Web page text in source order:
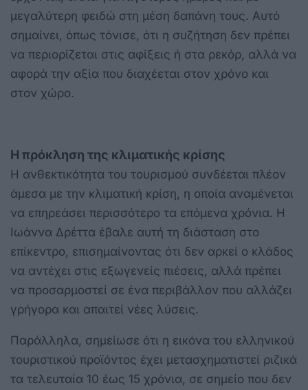
μεγαλύτερη φειδώ στη μέση δαπάνη τους. Αυτό
σημαίνει, όπως τόνισε, ότι η συζήτηση δεν πρέπει
να περιορίζεται στις αφίξεις ή στα ρεκόρ, αλλά να
αφορά την αξία που διαχέεται στον χρόνο και
στον χώρο.
Η πρόκληση της κλιματικής κρίσης
Η ανθεκτικότητα του τουρισμού συνδέεται πλέον
άμεσα με την κλιματική κρίση, η οποία αναμένεται
να επηρεάσει περισσότερο τα επόμενα χρόνια. Η
Ιωάννα Δρέττα έβαλε αυτή τη διάσταση στο
επίκεντρο, επισημαίνοντας ότι δεν αρκεί ο κλάδος
να αντέχει στις εξωγενείς πιέσεις, αλλά πρέπει
να προσαρμοστεί σε ένα περιβάλλον που αλλάζει
γρήγορα και απαιτεί νέες λύσεις.
Παράλληλα, σημείωσε ότι η εικόνα του ελληνικού
τουριστικού προϊόντος έχει μετασχηματιστεί ριζικά
τα τελευταία 10 έως 15 χρόνια, σε σημείο που δεν